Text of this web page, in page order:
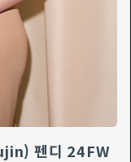
펜디 24FW